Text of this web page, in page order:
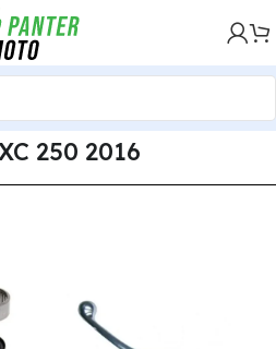
KTM EXC 250KTM EXC 250 2016
250 2016